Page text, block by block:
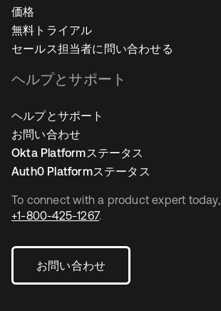
To connect with a product expert today,
+1-800-425-1267.
お問い合わせ
価格
無料トライアル
セールス担当者に問い合わせる
ヘルプとサポート
ヘルプとサポート
お問い合わせ
Okta Platformステータス
Auth0 Platformステータス